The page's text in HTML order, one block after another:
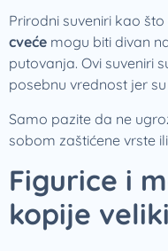
Prirodni suveniri kao što
cveće mogu biti divan
putovanja. Ovi suveniri
posebnu vrednost jer
Samo pazite da ne
sobom zaštićene vrste
Figurice i
kopije